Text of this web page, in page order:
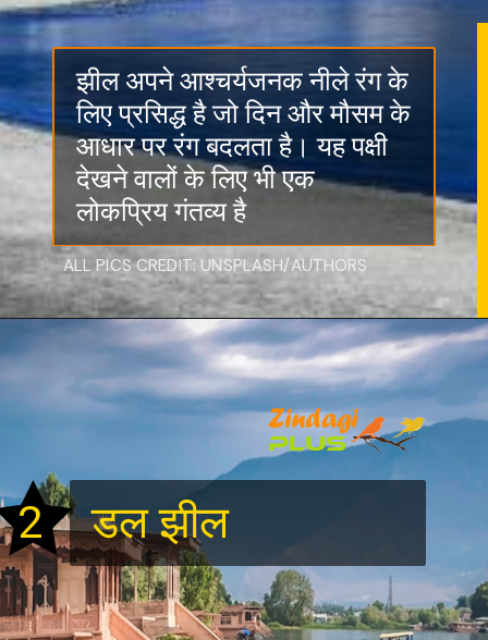
झील अपने आश्चर्यजनक नीले रंग के
लिए प्रसिद्ध है जो दिन और मौसम के
आधार पर रंग बदलता है। यह पक्षी
देखने वालों के लिए भी एक
लोकप्रिय गंतव्य है
ALL PICS CREDIT: UNSPLASH/AUTHORS
2 डल झील